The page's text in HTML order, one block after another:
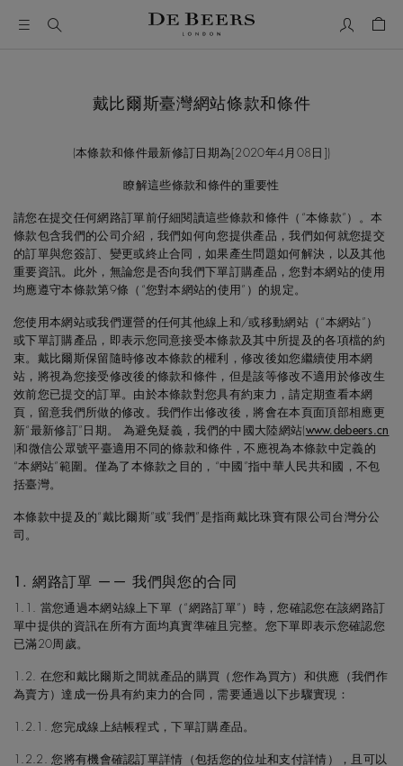
戴比爾斯臺灣網站條款和條件
(本條款和條件最新修訂日期為[2020年4月08日])
瞭解這些條款和條件的重要性
請您在提交任何網路訂單前仔細閱讀這些條款和條件（“本條款”）。本
條款包含我們的公司介紹，我們如何向您提供產品，我們如何就您提交
的訂單與您簽訂、變更或終止合同，如果產生問題如何解決，以及其他
重要資訊。此外，無論您是否向我們下單訂購產品，您對本網站的使用
均應遵守本條款第9條（“您對本網站的使用”）的規定。
您使用本網站或我們運營的任何其他線上和/或移動網站（“本網站”）
或下單訂購產品，即表示您同意接受本條款及其中所提及的各項檔的約
束。戴比爾斯保留隨時修改本條款的權利，修改後如您繼續使用本網
站，將視為您接受修改後的條款和條件，但是該等修改不適用於修改生
效前您已提交的訂單。由於本條款對您具有約束力，請定期查看本網
頁，留意我們所做的修改。我們作出修改後，將會在本頁面頂部相應更
新“最新修訂”日期。 為避免疑義，我們的中國大陸網站(www.debeers.cn
)和微信公眾號平臺適用不同的條款和條件，不應視為本條款中定義的
“本網站”範圍。僅為了本條款之目的，“中國”指中華人民共和國，不包
括臺灣。
本條款中提及的“戴比爾斯”或“我們”是指商戴比珠寶有限公司台灣分公
司。
1. 網路訂單 —— 我們與您的合同
1.1. 當您通過本網站線上下單（“網路訂單”）時，您確認您在該網路訂
單中提供的資訊在所有方面均真實準確且完整。您下單即表示您確認您
已滿20周歲。
1.2. 在您和戴比爾斯之間就產品的購買（您作為買方）和供應（我們作
為賣方）達成一份具有約束力的合同，需要通過以下步驟實現：
1.2.1. 您完成線上結帳程式，下單訂購產品。
1.2.2. 您將有機會確認訂單詳情（包括您的位址和支付詳情），且可以